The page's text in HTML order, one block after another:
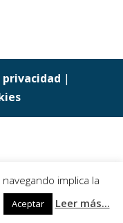
|
implica la
Aceptar Leer más...